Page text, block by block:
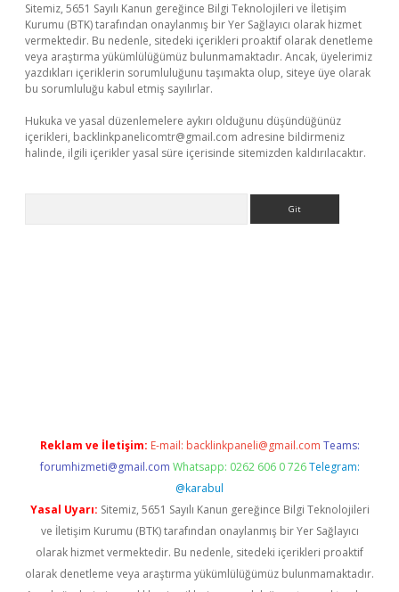
Sitemiz, 5651 Sayılı Kanun gereğince Bilgi Teknolojileri ve İletişim
Kurumu (BTK) tarafından onaylanmış bir Yer Sağlayıcı olarak hizmet
vermektedir. Bu nedenle, sitedeki içerikleri proaktif olarak denetleme
veya araştırma yükümlülüğümüz bulunmamaktadır. Ancak, üyelerimiz
yazdıkları içeriklerin sorumluluğunu taşımakta olup, siteye üye olarak
bu sorumluluğu kabul etmiş sayılırlar.
Hukuka ve yasal düzenlemelere aykırı olduğunu düşündüğünüz
içerikleri, backlinkpanelicomtr@gmail.com adresine bildirmeniz
halinde, ilgili içerikler yasal süre içerisinde sitemizden kaldırılacaktır.
Reklam ve İletişim: E-mail: backlinkpaneli@gmail.com Teams:
forumhizmeti@gmail.com Whatsapp: 0262 606 0 726 Telegram:
@karabul
Yasal Uyarı: Sitemiz, 5651 Sayılı Kanun gereğince Bilgi Teknolojileri
ve İletişim Kurumu (BTK) tarafından onaylanmış bir Yer Sağlayıcı
olarak hizmet vermektedir. Bu nedenle, sitedeki içerikleri proaktif
olarak denetleme veya araştırma yükümlülüğümüz bulunmamaktadır.